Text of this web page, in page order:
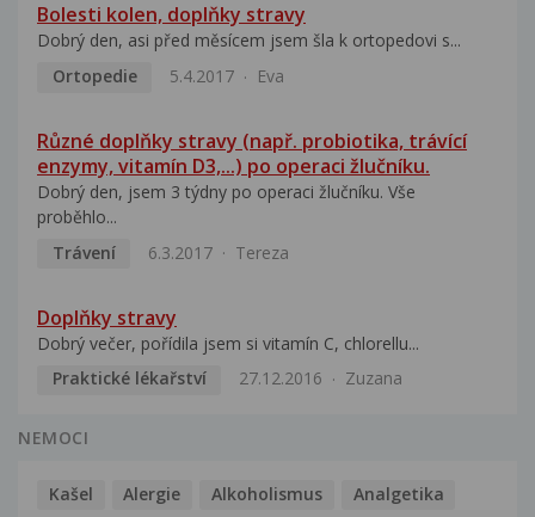
Bolesti kolen, doplňky stravy
Dobrý den, asi před měsícem jsem šla k ortopedovi s...
Ortopedie
5.4.2017 Eva
Různé doplňky stravy (např. probiotika, trávící
enzymy, vitamín D3,...) po operaci žlučníku.
Dobrý den, jsem 3 týdny po operaci žlučníku. Vše
proběhlo...
Trávení
6.3.2017 Tereza
Doplňky stravy
Dobrý večer, pořídila jsem si vitamín C, chlorellu...
Praktické lékařství
27.12.2016 Zuzana
NEMOCI
Kašel Alergie Alkoholismus
Analgetika